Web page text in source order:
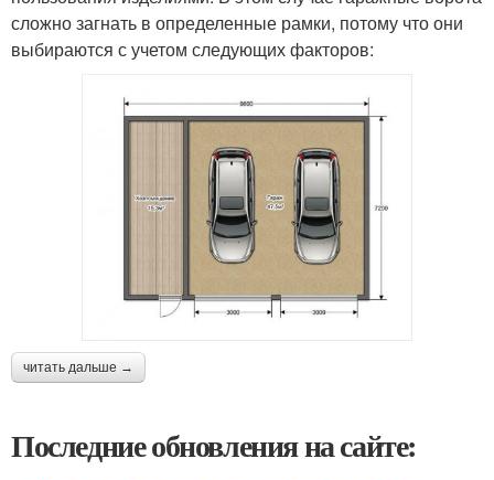
сложно загнать в определенные рамки, потому что они
выбираются с учетом следующих факторов:
читать дальше →
Последние обновления на сайте: